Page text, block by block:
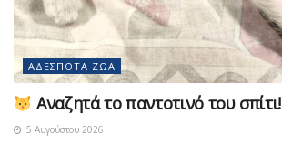
ΑΔΈΣΠΟΤΑ ΖΏΑ
Αναζητά το παντοτινό του σπίτι!
5 Αυγούστου 2026